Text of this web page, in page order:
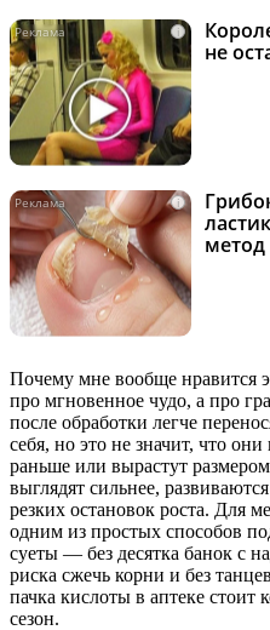
i
не
i
метод
Почему мне вообще нравится
про мгновенное чудо, а про
после обработки легче
себя, но это не значит, что
раньше или вырастут
выглядят сильнее,
резких остановок роста. Для
одним из простых способов
суеты — без десятка банок с
риска сжечь корни и без
пачка кислоты в аптеке стоит
сезон.